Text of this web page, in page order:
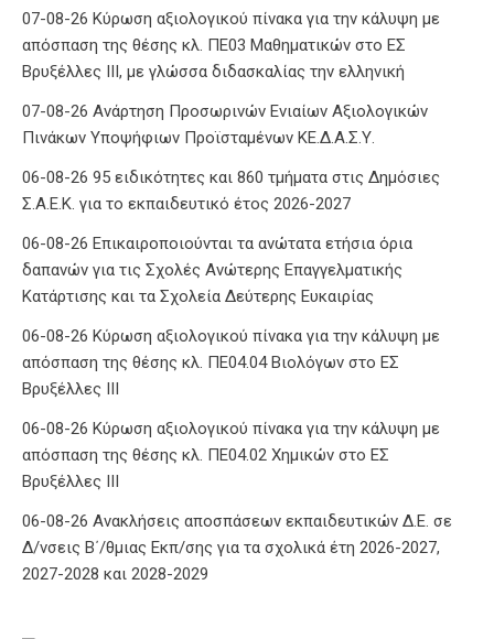
07-08-26 Κύρωση αξιολογικού πίνακα για την κάλυψη με
απόσπαση της θέσης κλ. ΠΕ03 Μαθηματικών στο ΕΣ
Βρυξέλλες ΙΙΙ, με γλώσσα διδασκαλίας την ελληνική
07-08-26 Ανάρτηση Προσωρινών Ενιαίων Αξιολογικών
Πινάκων Υποψήφιων Προϊσταμένων ΚΕ.Δ.Α.Σ.Υ.
06-08-26 95 ειδικότητες και 860 τμήματα στις Δημόσιες
Σ.Α.Ε.Κ. για το εκπαιδευτικό έτος 2026-2027
06-08-26 Επικαιροποιούνται τα ανώτατα ετήσια όρια
δαπανών για τις Σχολές Ανώτερης Επαγγελματικής
Κατάρτισης και τα Σχολεία Δεύτερης Ευκαιρίας
06-08-26 Κύρωση αξιολογικού πίνακα για την κάλυψη με
απόσπαση της θέσης κλ. ΠΕ04.04 Βιολόγων στο ΕΣ
Βρυξέλλες ΙΙΙ
06-08-26 Κύρωση αξιολογικού πίνακα για την κάλυψη με
απόσπαση της θέσης κλ. ΠΕ04.02 Χημικών στο ΕΣ
Βρυξέλλες ΙΙΙ
06-08-26 Ανακλήσεις αποσπάσεων εκπαιδευτικών Δ.Ε. σε
Δ/νσεις Β΄/θμιας Εκπ/σης για τα σχολικά έτη 2026-2027,
2027-2028 και 2028-2029